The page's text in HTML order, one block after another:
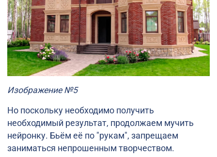
Изображение №5
Но поскольку необходимо получить
необходимый результат, продолжаем мучить
нейронку. Бьём её по "рукам", запрещаем
заниматься непрошенным творчеством.